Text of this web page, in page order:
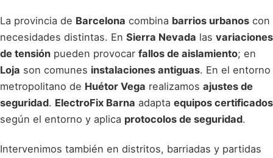
La provincia de Barcelona combina barrios urbanos con
necesidades distintas. En Sierra Nevada las variaciones
de tensión pueden provocar fallos de aislamiento; en
Loja son comunes instalaciones antiguas. En el entorno
metropolitano de Huétor Vega realizamos ajustes de
seguridad. ElectroFix Barna adapta equipos certificados
según el entorno y aplica protocolos de seguridad.
Intervenimos también en distritos, barriadas y partidas